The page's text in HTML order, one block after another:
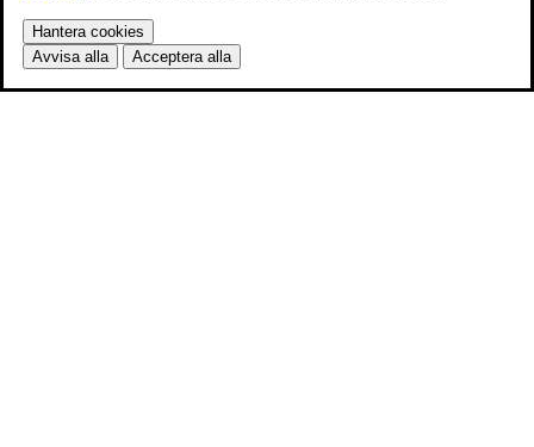
Hantera cookies
Avvisa alla
Acceptera alla